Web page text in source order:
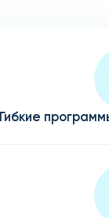
Гибкие